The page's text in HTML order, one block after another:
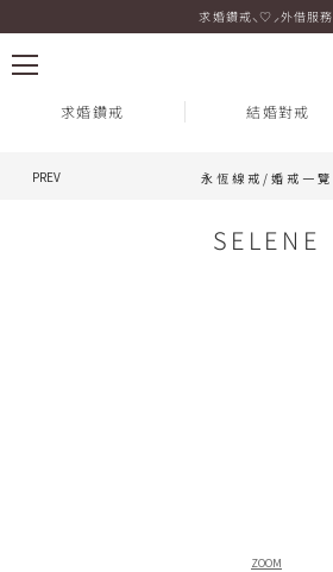
永恆線戒/婚戒 SELENE 玫瑰金
求婚鑽戒⸜♡⸝外借服務
求婚鑽戒 結婚對戒
永恆線戒/婚戒一覽
PREV
ZOOM
SELENE